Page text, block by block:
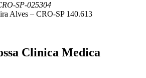
SP-025304
Alves – CRO-SP 140.613
Clinica Medica